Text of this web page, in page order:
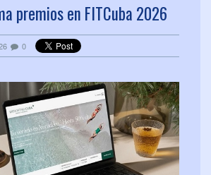
premios en FITCuba 2026
0